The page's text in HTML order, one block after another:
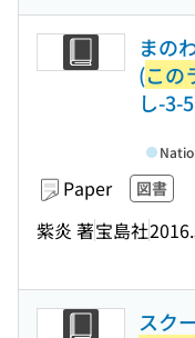
まの
(この
し-3-
Paper 図書
紫炎 著宝島社
スク